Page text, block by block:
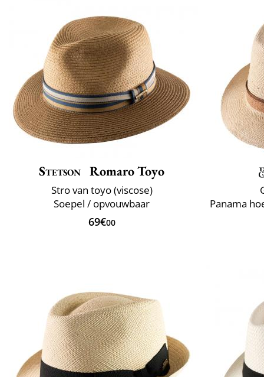
Stetson Romaro Toyo
Stro van toyo (viscose)
Soepel / opvouwbaar
69€00